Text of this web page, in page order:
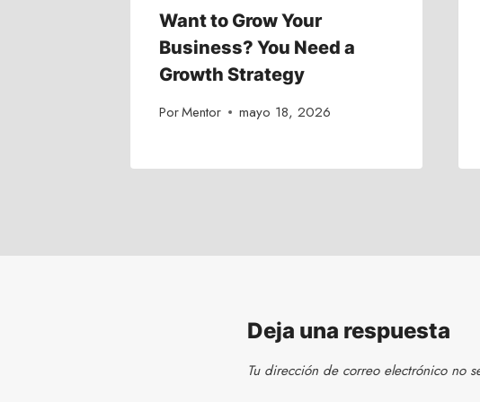
Want to Grow Your
Business? You Need a
Growth Strategy
PorMentor mayo 18, 2026
Deja una respuesta
Tu dirección de correo electrónico no